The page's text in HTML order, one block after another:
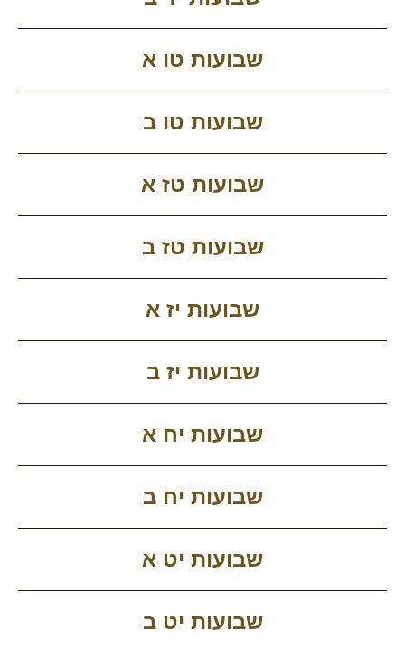
שבועות טו א
שבועות טו ב
שבועות טז א
שבועות טז ב
שבועות יז א
שבועות יז ב
שבועות יח א
שבועות יח ב
שבועות יט א
שבועות יט ב